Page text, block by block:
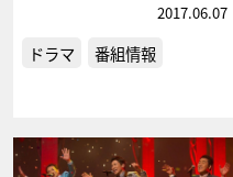
2017.06.07
ドラマ 番組情報